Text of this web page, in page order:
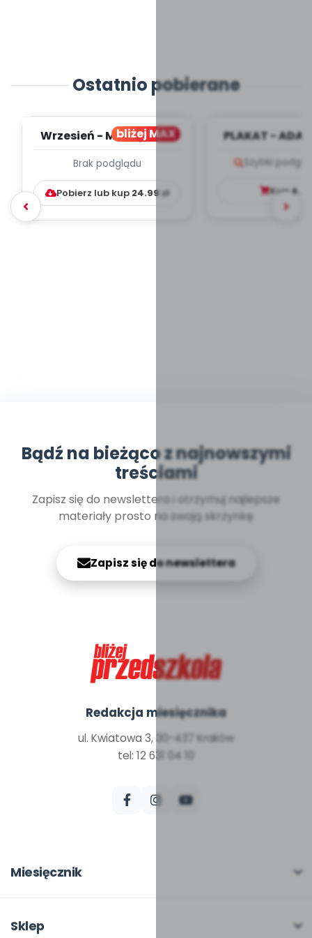
Ostatnio pobierane
bliżej MAX
Wrzesień - MIESIĘCZNY
WYCHOWAWCZO –
DYDAKTYC...
Brak podglądu
Pobierz lub kup 24.99 zł
PLAKAT -
Szybki
Kup
Bądź na bieżąco z najnowszymi
treściami
Zapisz się do newslettera i otrzymuj najlepsze
materiały prosto na swoją skrzynkę
Zapisz się do newslettera
Redakcja miesięcznika
ul. Kwiatowa 3, 30-437 Kraków
tel: 12 631 04 10
Miesięcznik
W numerze
Sklep